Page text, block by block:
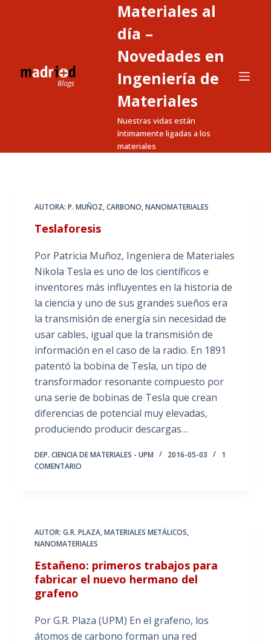
o
Materiales al
día –
Novedades en
Ingeniería de
Materiales
Nuestras vidas están
íntimamente ligadas a los
materiales
AUTORA: P. MUÑOZ,CARBONO,NANOMATERIALES
Teslaforesis
Por Patricia Muñoz, Ingeniera de Materiales
Nikola Tesla es uno de los científicos e
inventores más influyentes en la historia de
la ciencia y uno de sus grandes sueños era
la transmisión de energía sin necesidad de
usar cables, igual que la transmisión de
información en el caso de la radio. En 1891
patentó la bobina de Tesla, un tipo de
transformador resonante compuesto por
una serie de bobinas de Tesla que crean
diferencias de potencial muy elevadas,
produciendo producir descargas…
DEP. CIENCIA DE MATERIALES - UPM 2016-05-03
1
COMENTARIO
AUTOR: G.R. PLAZA,MATERIALES METÁLICOS,
NANOMATERIALES
Estañeno: primeros trabajos para
fabricar el nuevo hermano del
grafeno
Por G.R. Plaza (UPM) En el grafeno, los
átomos de carbono forman una red